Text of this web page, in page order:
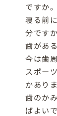
ですか。
寝る前
分です
歯があ
今は歯
スポー
かあり
歯のか
ばよい